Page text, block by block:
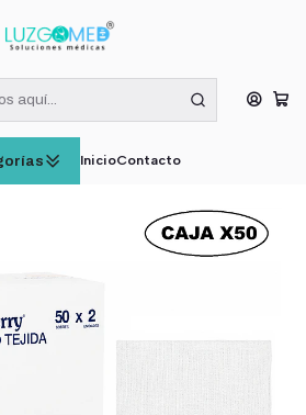
InicioContacto
LUNES A VIERNES HASTA LAS 16:00
INSUMOS MÉDICOS
Cranberry 5x5 cm Caja x 50 Unidades